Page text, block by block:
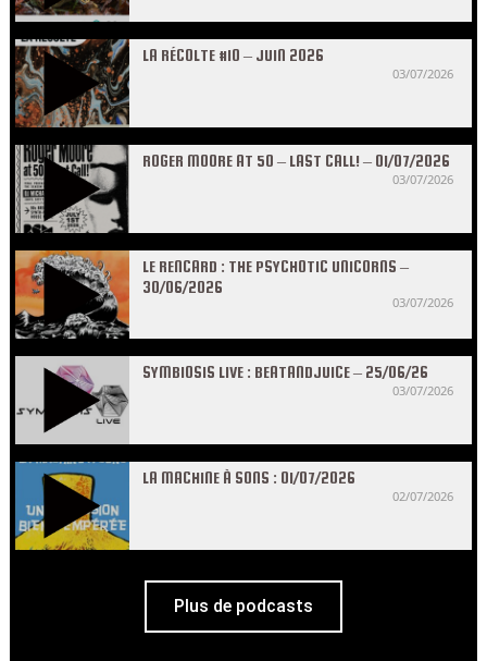
LA RÉCOLTE #10 – JUIN 2026
03/07/2026
ROGER MOORE AT 50 – LAST CALL! – 01/07/2026
03/07/2026
LE RENCARD : THE PSYCHOTIC UNICORNS –
30/06/2026
03/07/2026
SYMBIOSIS LIVE : BEATANDJUICE – 25/06/26
03/07/2026
LA MACHINE À SONS : 01/07/2026
02/07/2026
Plus de podcasts